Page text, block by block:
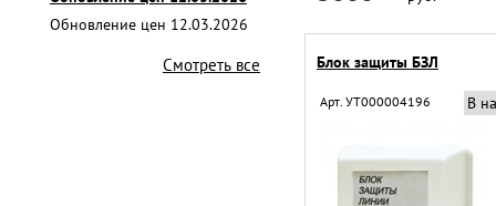
Обновление цен 12.03.2026
Смотреть все Блок защиты БЗЛ
Арт. УТ000004196 В